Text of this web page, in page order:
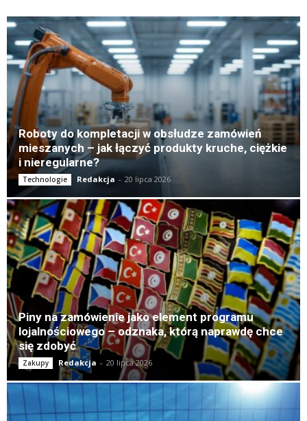
Roboty do kompletacji w obsłudze zamówień
mieszanych – jak łączyć produkty kruche, ciężkie
i nieregularne?
Technologie Redakcja - 20 lipca 2026
Piny na zamówienie jako element programu
lojalnościowego – odznaka, którą naprawdę chce
się zdobyć
Zakupy Redakcja - 20 lipca 2026